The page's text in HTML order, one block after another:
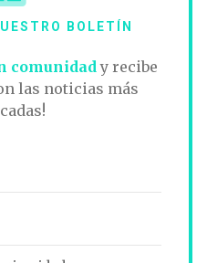
BOLETÍN
comunidad y recibe
las noticias más